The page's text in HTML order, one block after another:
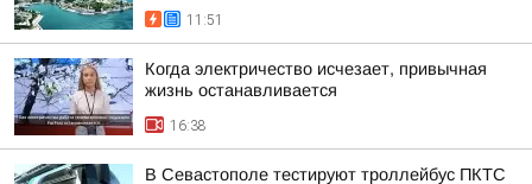
11:51
Когда электричество исчезает, привычная
жизнь останавливается
16:38
В Севастополе тестируют троллейбус ПКТС